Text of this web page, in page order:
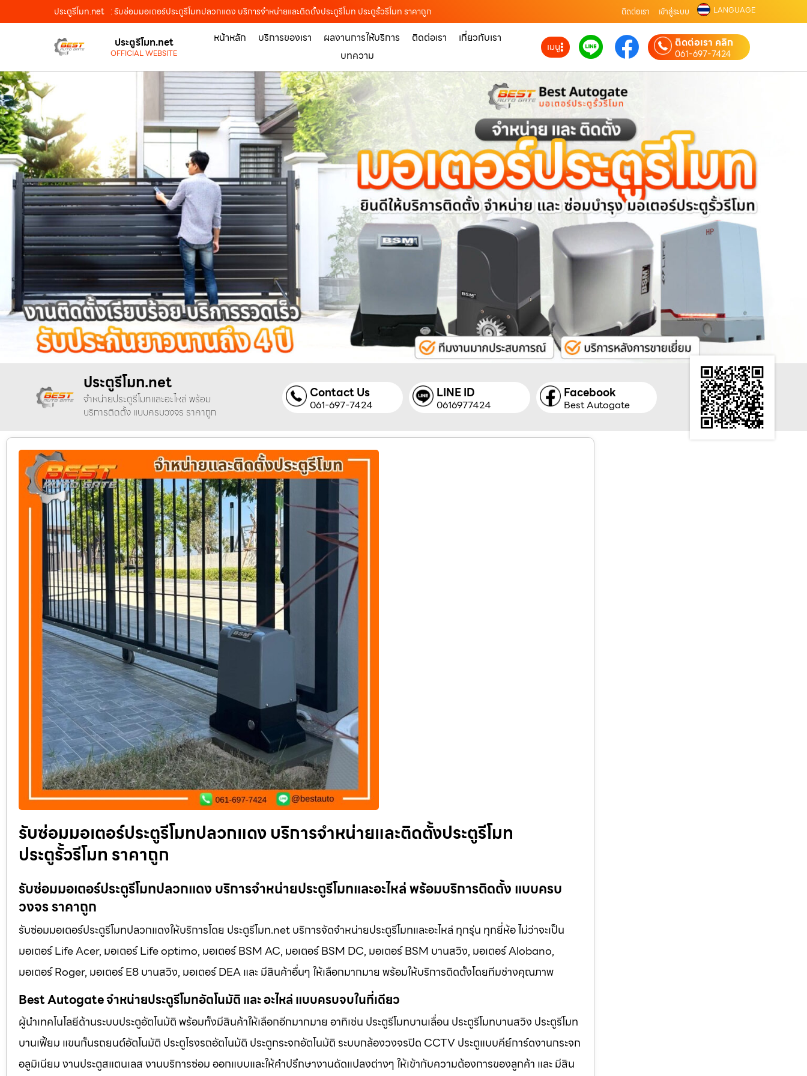
ประตูรีโมท.net : รับซ่อมมอเตอร์ประตูรีโมทปลวกแดง บริการจำหน่ายและติดตั้งประตูรีโมท ประตูรั้วรีโมท ราคาถูก ติดต่อเรา เข้าสู่ระบบ LANGUAGE
ประตูรีโมท.net
OFFICIAL WEBSITE
หน้าหลัก บริการของเรา ผลงานการให้บริการ ติดต่อเรา
เกี่ยวกับเรา
บทความ
เมนู ติดต่อเรา คลิก
061-697-7424
ประตูรีโมท.net
จำหน่ายประตูรีโมทและอะไหล่ พร้อม
บริการติดตั้ง แบบครบวงจร ราคาถูก
Contact Us
061-697-7424
LINE ID
0616977424
Facebook
Best Autogate
รับซ่อมมอเตอร์ประตูรีโมทปลวกแดง บริการจำหน่ายและติดตั้งประตูรีโมท
ประตูรั้วรีโมท ราคาถูก
รับซ่อมมอเตอร์ประตูรีโมทปลวกแดง บริการจำหน่ายประตูรีโมทและอะไหล่ พร้อมบริการติดตั้ง แบบครบ
วงจร ราคาถูก
รับซ่อมมอเตอร์ประตูรีโมทปลวกแดงให้บริการโดย ประตูรีโมท.net บริการจัดจำหน่ายประตูรีโมทและอะไหล่ ทุกรุ่น ทุกยี่ห้อ ไม่ว่าจะเป็น
มอเตอร์ Life Acer, มอเตอร์ Life optimo, มอเตอร์ BSM AC, มอเตอร์ BSM DC, มอเตอร์ BSM บานสวิง, มอเตอร์ Alobano,
มอเตอร์ Roger, มอเตอร์ E8 บานสวิง, มอเตอร์ DEA และ มีสินค้าอื่นๆ ให้เลือกมากมาย พร้อมให้บริการติดตั้งโดยทีมช่างคุณภาพ
Best Autogate จำหน่ายประตูรีโมทอัตโนมัติ และ อะไหล่ แบบครบจบในที่เดียว
ผู้นำเทคโนโลยีด้านระบบประตูอัตโนมัติ พร้อมทั้งมีสินค้าให้เลือกอีกมากมาย อาทิเช่น ประตูรีโมทบานเลื่อน ประตูรีโมทบานสวิง ประตูรีโมท
บานเฟี้ยม แขนกั้นรถยนต์อัตโนมัติ ประตูโรงรถอัตโนมัติ ประตูกระจกอัตโนมัติ ระบบกล้องวงจรปิด CCTV ประตูแบบคีย์การ์ดงานกระจก
อลูมิเนียม งานประตูสแตนเลส งานบริการซ่อม ออกแบบและให้คำปรึกษางานดัดแปลงต่างๆ ให้เข้ากับความต้องการของลูกค้า และ มีสิน